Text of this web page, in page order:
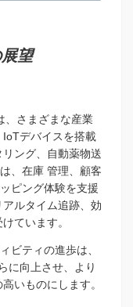
望
、さまざまな産業
デバイスを搭載
ング、自動薬物送
、在庫 管理、顧客
ピング体験を支援
ルタイム追跡、効
ています。
ビティの進歩は、
に向上させ、より
いものにし ます。